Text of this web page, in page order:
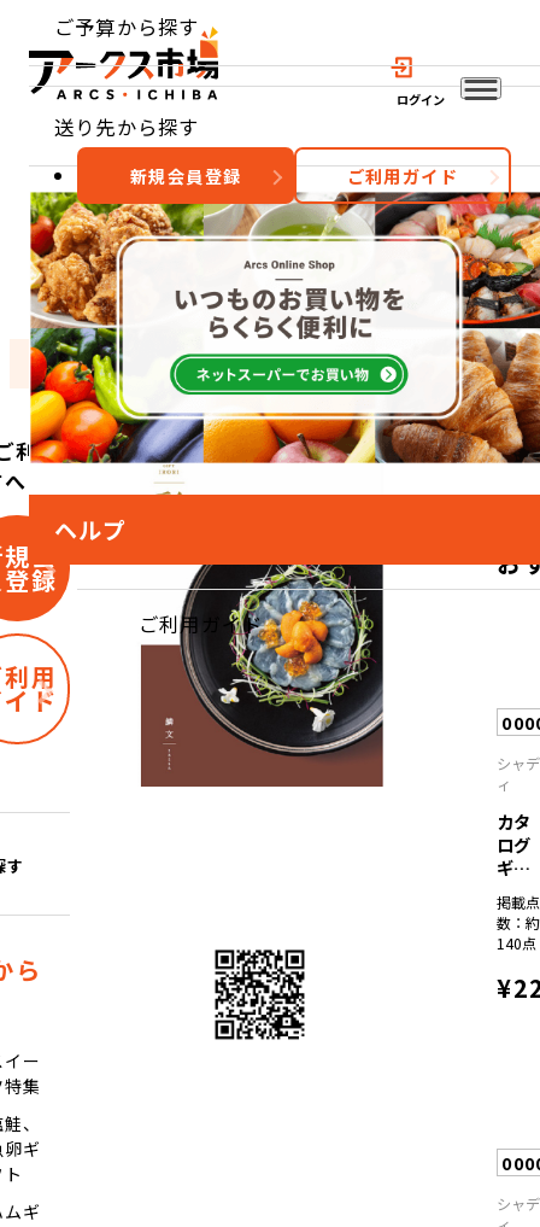
ログイン
ご予算から探す
送り先から探す
ヘルプ
ご利用ガイド
新規会員登録 ご利用ガイド
おすすめ 特集 カテゴリー
利用
会
録
用
ド
す
ら
ー
集
、
ギ
ギ
お
シャデ
ィ
カタ
ログ
ギフ
彩...
掲載点
数：約
140点
シャデ